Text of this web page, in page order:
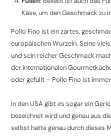
Käse, um den Geschmack zu
Pollo Fino ist ein zartes,
europäischen Wurzeln. Seine
und sein reicher Geschmack
der internationalen
oder gefüllt – Pollo Fino ist
In den USA gibt es sogar ein
bezeichnet wird und genau aus
selbst hatte genau durch dieses